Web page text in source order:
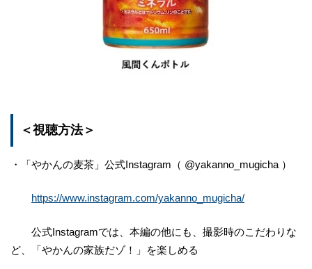
＜視聴方法＞
・「やかんの麦茶」公式Instagram（ @yakanno_mugicha ）
https://www.instagram.com/yakanno_mugicha/
公式Instagramでは、本編の他にも、撮影時のこだわりな
ど、「やかんの家族だゾ！」を楽しめる